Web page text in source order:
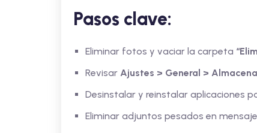
Pasos clave:
Eliminar fotos y vaciar la carpeta
Revisar Ajustes > General >
Desinstalar y reinstalar aplicaciones
Eliminar adjuntos pesados en